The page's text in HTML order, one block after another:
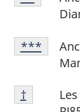
de
1
de
de
page
Note
de
de
page
Retour à
***
Note
de
Retour à
†